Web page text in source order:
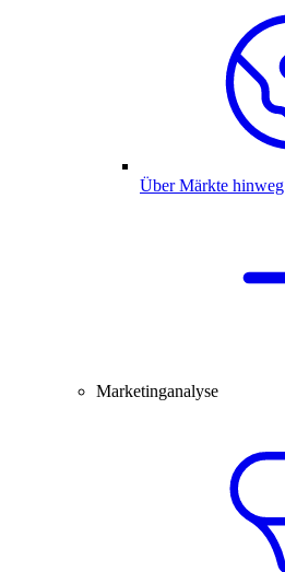
Über Märkte hinweg
Marketinganalyse